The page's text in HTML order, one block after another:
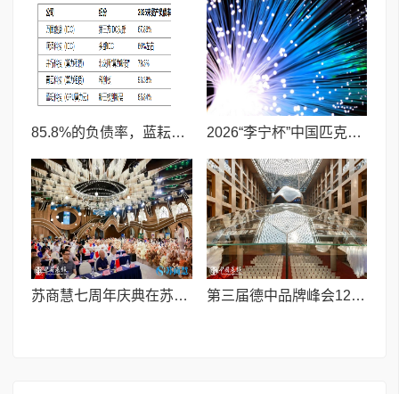
85.8%的负债率，蓝耘科技"小巨人"复核明年恐摘帽 2026“李宁杯”中国匹克球巡回赛青少年赛-河南鹤壁站圆满落幕
苏商慧七周年庆典在苏州隆重举行 七大联创共启发展新篇章 第三届德中品牌峰会12月将在柏林举办，聚焦人工智能时代品牌全球化发展